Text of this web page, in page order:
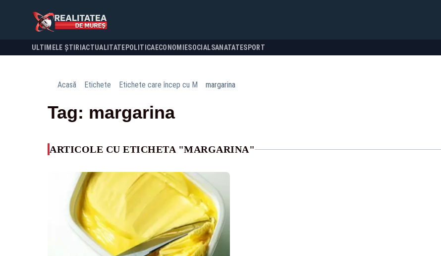
ULTIMELE ȘTIRI ACTUALITATE POLITICA ECONOMIESOCIALSANATATESPORT
Acasă Etichete Etichete care încep cu M margarina
Tag: margarina
ARTICOLE CU ETICHETA "MARGARINA"